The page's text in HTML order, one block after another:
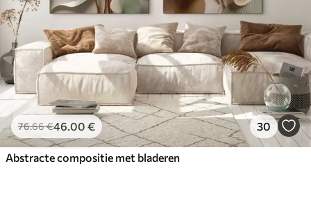
76.66€46.00 € 30
Abstracte compositie met bladeren